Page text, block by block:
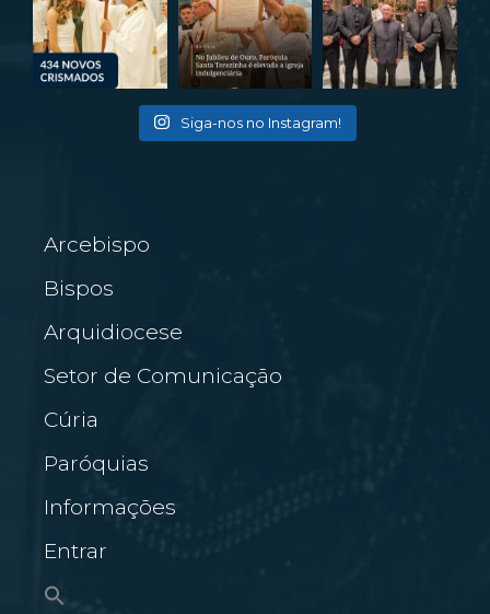
Siga-nos no Instagram!
Arcebispo
Bispos
Arquidiocese
Setor de Comunicação
Cúria
Paróquias
Informações
Entrar